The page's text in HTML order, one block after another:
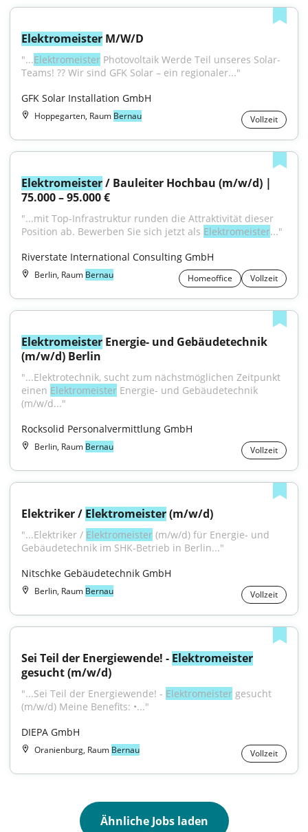
Elektromeister M/W/D
"...Elektromeister Photovoltaik Werde Teil unseres Solar-
Teams! ?? Wir sind GFK Solar – ein regionaler..."
GFK Solar Installation GmbH
Hoppegarten, Raum Bernau Vollzeit
Elektromeister / Bauleiter Hochbau (m/w/d) |
75.000 – 95.000 €
"...mit Top-Infrastruktur runden die Attraktivität dieser
Position ab. Bewerben Sie sich jetzt als Elektromeister..."
Riverstate International Consulting GmbH
Berlin, Raum Bernau Homeoffice Vollzeit
Elektromeister Energie- und Gebäudetechnik
(m/w/d) Berlin
"...Elektrotechnik, sucht zum nächstmöglichen Zeitpunkt
einen Elektromeister Energie- und Gebäudetechnik
(m/w/d..."
Rocksolid Personalvermittlung GmbH
Berlin, Raum Bernau Vollzeit
Elektriker / Elektromeister (m/w/d)
"...Elektriker / Elektromeister (m/w/d) für Energie‑ und
Gebäudetechnik im SHK‑Betrieb in Berlin..."
Nitschke Gebäudetechnik GmbH
Berlin, Raum Bernau Vollzeit
Sei Teil der Energiewende! - Elektromeister
gesucht (m/w/d)
"...Sei Teil der Energiewende! - Elektromeister gesucht
(m/w/d) Meine Benefits: •..."
DIEPA GmbH
Oranienburg, Raum Bernau Vollzeit
Ähnliche Jobs laden